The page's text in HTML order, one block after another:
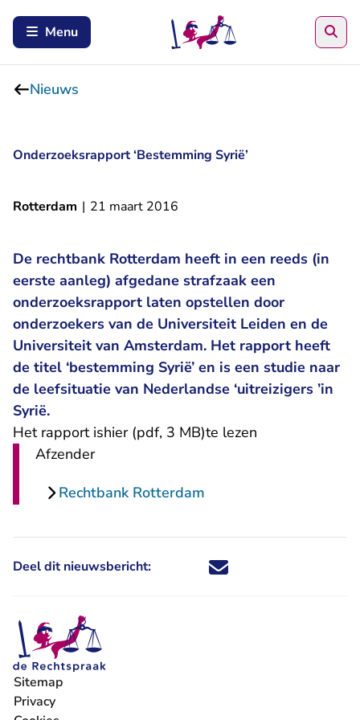
Menu
Nieuws
Onderzoeksrapport ‘Bestemming Syrië’
Rotterdam | 21 maart 2016
De rechtbank Rotterdam heeft in een reeds (in
eerste aanleg) afgedane strafzaak een
onderzoeksrapport laten opstellen door
onderzoekers van de Universiteit Leiden en de
Universiteit van Amsterdam. Het rapport heeft
de titel ‘bestemming Syrië’ en is een studie naar
de leefsituatie van Nederlandse ‘uitreizigers ’in
Syrië.
Het rapport ishier (pdf, 3 MB)te lezen
Afzender
Rechtbank Rotterdam
Deel dit nieuwsbericht: Deel dit nieuwsbericht via X -
Deel dit nieuwsbericht via
Deel dit nieuwsbericht
Deel dit
Sitemap
Privacy